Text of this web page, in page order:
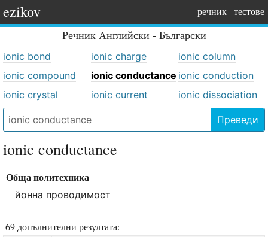
ezikov речник тестове
Речник Английски - Български
ionic bond ionic charge
ionic column
ionic compound
ionic conductance ionic conduction
ionic crystal
ionic current ionic dissociation
Преведи
ionic conductance
Обща политехника
йонна проводимост
69 допълнителни резултата: